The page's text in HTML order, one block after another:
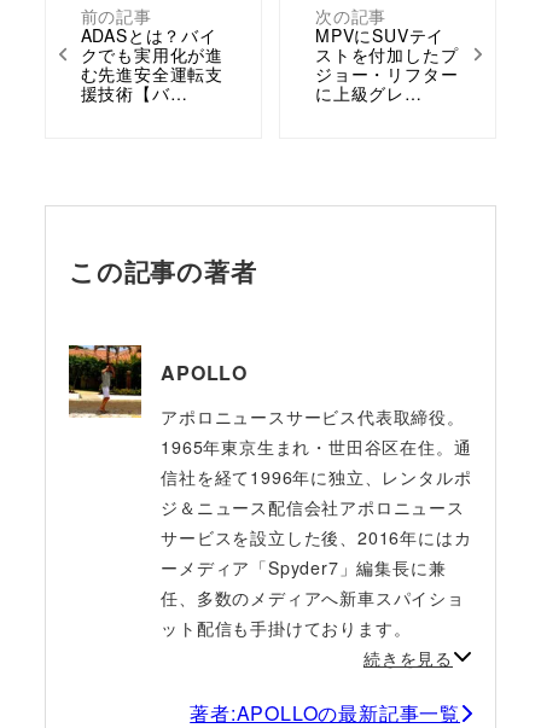
前の記事
ADASとは？バイ
クでも実用化が進
む先進安全運転支
援技術【バ…
次の記事
MPVにSUVテイ
ストを付加したプ
ジョー・リフター
に上級グレ…
この記事の著者
APOLLO
アポロニュースサービス代表取締役。
1965年東京生まれ・世田谷区在住。通
信社を経て1996年に独立、レンタルポ
ジ＆ニュース配信会社アポロニュース
サービスを設立した後、2016年にはカ
ーメディア「Spyder7」編集長に兼
任、多数のメディアへ新車スパイショ
ット配信も手掛けております。
続きを見る
著者:APOLLOの最新記事一覧